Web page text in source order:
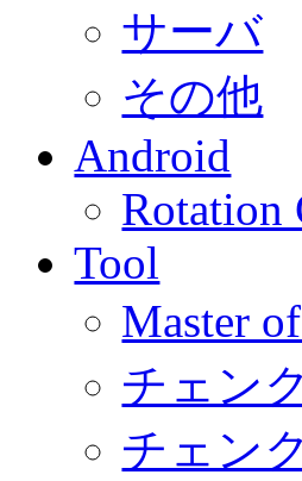
サーバ
その他
Android
Rotation
Tool
Master
チェン
チェン